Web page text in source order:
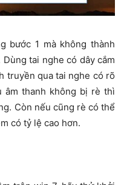
bước 1 mà không thành
tai nghe có dây cắm
truyền qua tai nghe có rõ
âm thanh không bị rè thì
Còn nếu cũng rè có thể
có tỷ lệ cao hơn.